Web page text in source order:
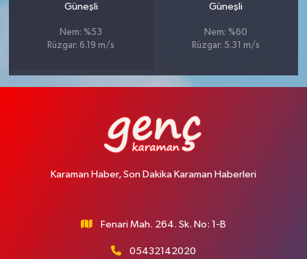
Güneşli
Nem: %53
Rüzgar: 6.19 m/s
Güneşli
Nem: %60
Rüzgar: 5.31 m/s
Karaman Haber, Son Dakika Karaman Haberleri
Fenari Mah. 264. Sk. No: 1-B
05432142020